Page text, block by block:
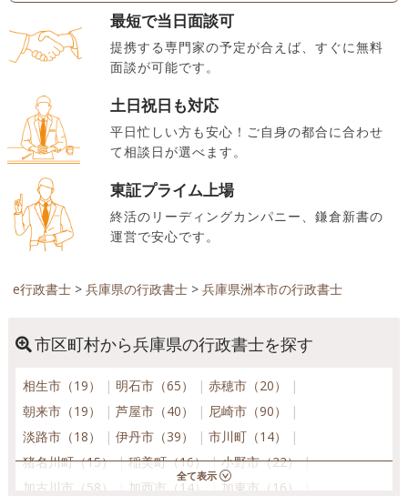
最短で当日面談可
提携する専門家の予定が合えば、すぐに無料
面談が可能です。
土日祝日も対応
平日忙しい方も安心！ご自身の都合に合わせ
て相談日が選べます。
東証プライム上場
終活のリーディングカンパニー、鎌倉新書の
運営で安心です。
e行政書士> 兵庫県の行政書士> 兵庫県洲本市の行政書士
市区町村から兵庫県の行政書士を探す
相生市（19） 明石市（65）
赤穂市（20）
朝来市（19）
芦屋市（40）
尼崎市（90）
淡路市（18）
伊丹市（39）
市川町（14）
猪名川町（15）
稲美町（16）
小野市（22）
加古川市（58）
加西市（14）
加東市（16）